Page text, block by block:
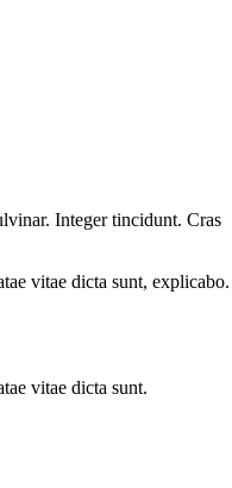
Integer tincidunt. Cras
vitae dicta sunt, explicabo.
vitae dicta sunt.